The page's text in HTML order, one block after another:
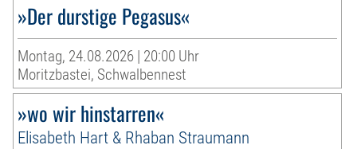
»Der durstige Pegasus«
Montag, 24.08.2026 | 20:00 Uhr
Moritzbastei, Schwalbennest
»wo wir hinstarren«
Elisabeth Hart & Rhaban Straumann